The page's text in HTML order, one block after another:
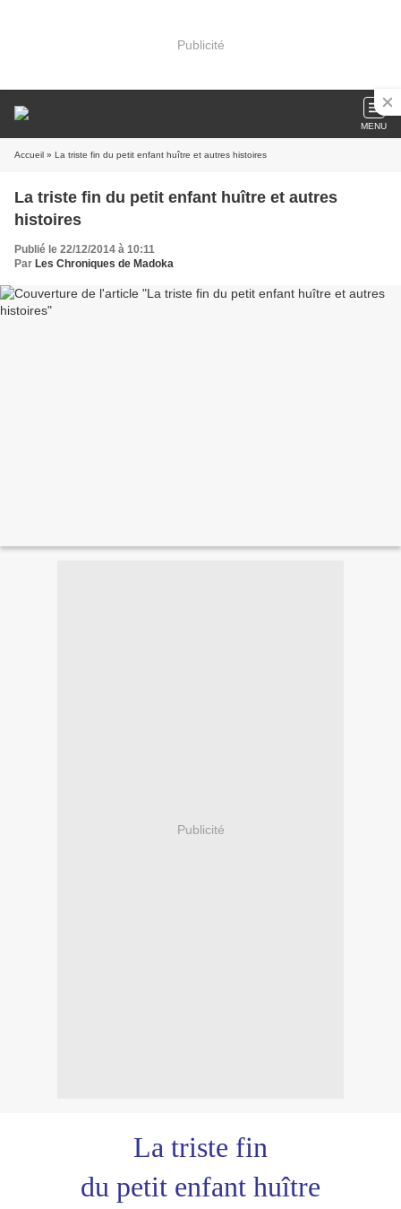
Publicité
MENU
Accueil » La triste fin du petit enfant huître et autres histoires
La triste fin du petit enfant huître et autres
histoires
Publié le 22/12/2014 à 10:11
Par Les Chroniques de Madoka
Publicité
La triste fin
du petit enfant huître